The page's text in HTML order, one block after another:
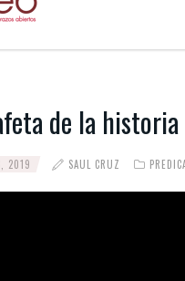
de la
2019 SAUL CRUZ